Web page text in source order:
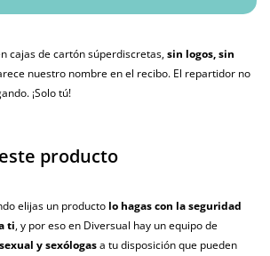
cajas de cartón súperdiscretas,sin logos, sin
nuestro nombre en el recibo. El repartidor no
¡Solo tú!
producto
elijas un producto lo hagas con la seguridad
ti, y por eso en Diversual hay un equipo de
y sexólogasa tu disposición que pueden